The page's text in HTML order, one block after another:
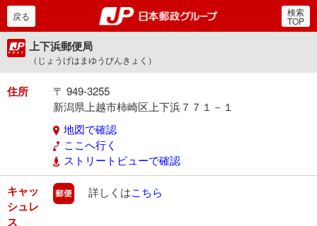
郵便局・日本郵政グルー
戻る 検索
TOP
上下浜郵便局
（じょうげはまゆうびんきょく）
住所
〒 949-3255
新潟県上越市柿崎区上下浜７７１－１
地図で確認
ここへ行く
ストリートビューで確認
キャッ
シュレ
ス
郵便
詳しくはこちら